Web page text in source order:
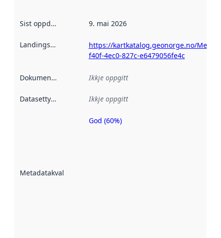
Sist oppdatert 9. mai 2026
Landingsside
https://kartkatalog.geonorge.no/
f40f-4ec0-827c-e6479056fe4c
Dokumentasjon Ikkje oppgitt
Datasettype Ikkje oppgitt
Metadatakvalitet
Metadatakvalitet
God (60%)